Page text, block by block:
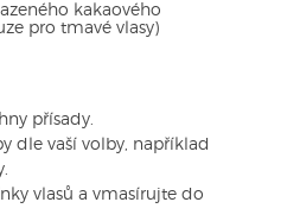
kakaového
pro tmavé vlasy)
přísady.
dle vaší volby, například
vlasů a vmasírujte do